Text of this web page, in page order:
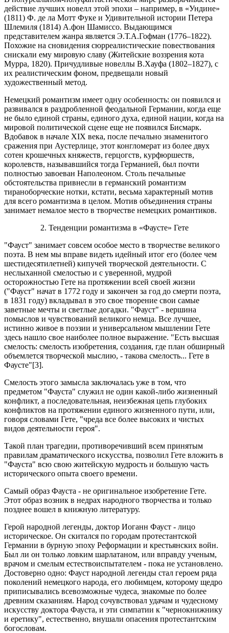
действие лучших новелл этой эпохи – например, в «Ундине»
(1811) Ф. де ла Мотт Фуке и Удивительной истории Петера
Шлемиля (1814) А.фон Шамиссо. Выдающимся
представителем жанра является Э.Т.А.Гофман (1776–1822).
Похожие на сновидения сюрреалистические повествования
снискали ему мировую славу (Житейские воззрения кота
Мурра, 1820). Причудливые новеллы В.Хауфа (1802–1827), с
их реалистическим фоном, предвещали новый
художественный метод.
Немецкий романтизм имеет одну особенность: он появился и
развивался в раздробленной феодальной Германии, когда еще
не было единой страны, единого духа, единой нации, когда на
мировой политической сцене еще не появился Бисмарк.
Вдобавок в начале XIX века, после печально знаменитого
сражения при Аустерлице, этот конгломерат из более двух
сотен крошечных княжеств, герцогств, курфюршеств,
королевств, называвшийся тогда Германией, был почти
полностью завоеван Наполеоном. Столь печальные
обстоятельства привнесли в германский романтизм
тираноборческие нотки, кстати, весьма характерный мотив
для всего романтизма в целом. Мотив объединения страны
занимает немалое место в творчестве немецких романтиков.
2. Тенденции романтизма в «Фаусте» Гете
"Фауст" занимает совсем особое место в творчестве великого
поэта. В нем мы вправе видеть идейный итог его (более чем
шестидесятилетней) кипучей творческой деятельности. С
неслыханной смелостью и с уверенной, мудрой
осторожностью Гете на протяжении всей своей жизни
("Фауст" начат в 1772 году и закончен за год до смерти поэта,
в 1831 году) вкладывал в это свое творение свои самые
заветные мечты и светлые догадки. "Фауст" - вершина
помыслов и чувствований великого немца. Все лучшее,
истинно живое в поэзии и универсальном мышлении Гете
здесь нашло свое наиболее полное выражение. "Есть высшая
смелость: смелость изобретения, создания, где план обширный
объемлется творческой мыслию, - такова смелость... Гете в
Фаусте"[3].
Смелость этого замысла заключалась уже в том, что
предметом "Фауста" служил не один какой-либо жизненный
конфликт, а последовательная, неизбежная цепь глубоких
конфликтов на протяжении единого жизненного пути, или,
говоря словами Гете, "чреда все более высоких и чистых
видов деятельности героя".
Такой план трагедии, противоречивший всем принятым
правилам драматического искусства, позволил Гете вложить в
"Фауста" всю свою житейскую мудрость и большую часть
исторического опыта своего времени.
Самый образ Фауста - не оригинальное изобретение Гете.
Этот образ возник в недрах народного творчества и только
позднее вошел в книжную литературу.
Герой народной легенды, доктор Иоганн Фауст - лицо
историческое. Он скитался по городам протестантской
Германии в бурную эпоху Реформации и крестьянских войн.
Был ли он только ловким шарлатаном, или вправду ученым,
врачом и смелым естествоиспытателем - пока не установлено.
Достоверно одно: Фауст народной легенды стал героем ряда
поколений немецкого народа, его любимцем, которому щедро
приписывались всевозможные чудеса, знакомые по более
древним сказаниям. Народ сочувствовал удачам и чудесному
искусству доктора Фауста, и эти симпатии к "чернокнижнику
и еретику", естественно, внушали опасения протестантским
богословам.